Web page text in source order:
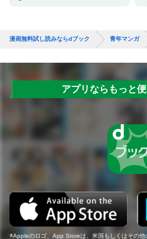
漫画無料試し読みならdブック 青年マンガ
アプリならもっと
Appleのロゴ、App Storeは、米国もしくはその